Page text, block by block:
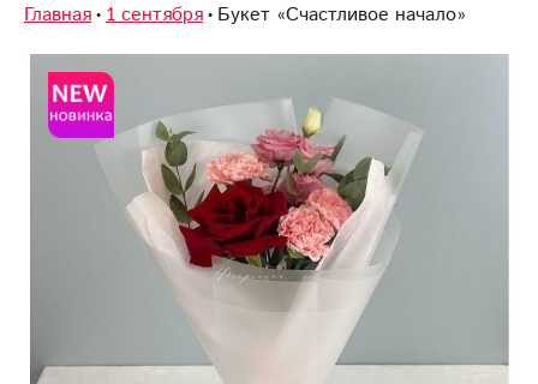
Главная 1 сентября Букет «Счастливое начало»